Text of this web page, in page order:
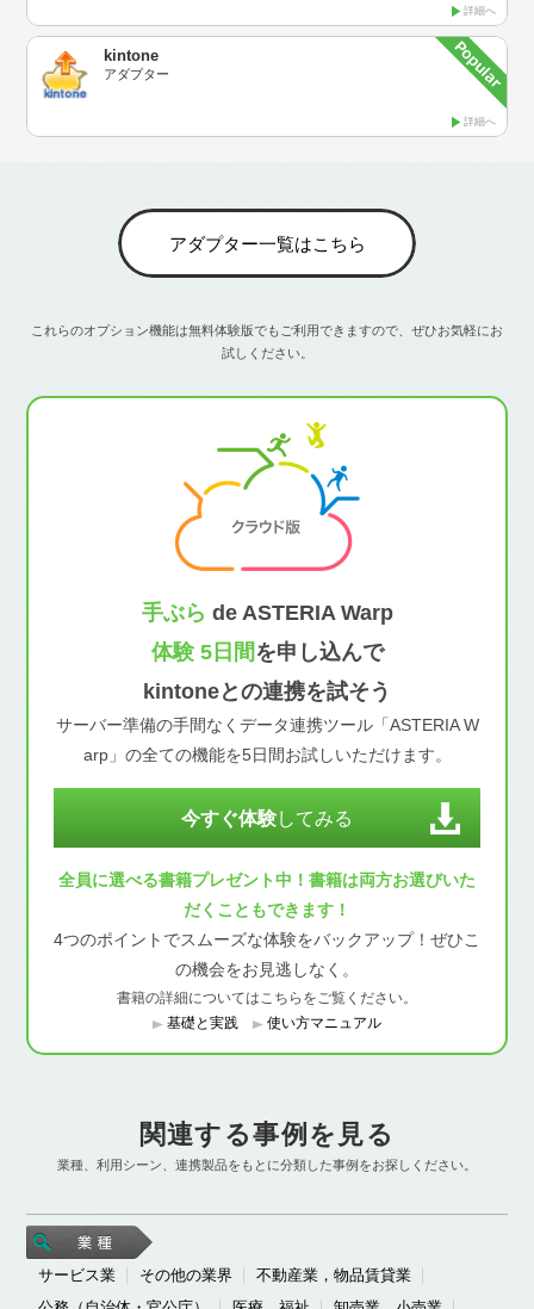
詳細へ
kintone
アダプター
詳細へ
アダプター一覧はこちら
これらのオプション機能は無料体験版でもご利用できますので、ぜひお気軽にお
試しください。
手ぶら de ASTERIA Warp
体験 5日間を申し込んで
kintoneとの連携を試そう
サーバー準備の手間なくデータ連携ツール「ASTERIA W
arp」の全ての機能を5日間お試しいただけます。
今すぐ体験してみる
全員に選べる書籍プレゼント中！書籍は両方お選びいた
だくこともできます！
4つのポイントでスムーズな体験をバックアップ！ぜひこ
の機会をお見逃しなく。
書籍の詳細についてはこちらをご覧ください。
基礎と実践
使い方マニュアル
関連する事例を見る
業種、利用シーン、連携製品をもとに分類した事例をお探しください。
サービス業 その他の業界
不動産業，物品賃貸業